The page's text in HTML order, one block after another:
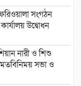
সংগঠন
উদ্বোধন
নারী ও শিশু
সভা ও